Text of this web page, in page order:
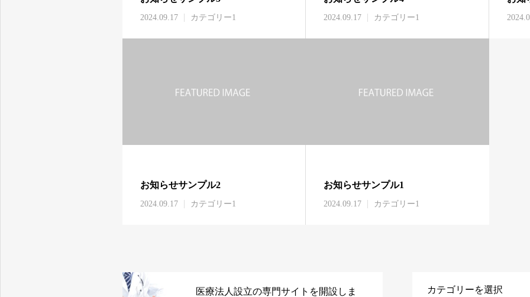
2024.09.17 カテゴリー1 2024.09.17 カテゴリー1
お知らせサンプル2
2024.09.17 カテゴリー1
お知らせサンプル1
2024.09.17 カテゴリー1
医療法人設立の専門サイトを開設しま